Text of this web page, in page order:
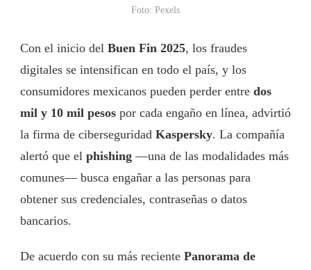
Foto: Pexels
Con el inicio del Buen Fin 2025, los fraudes
digitales se intensifican en todo el país, y los
consumidores mexicanos pueden perder entre dos
mil y 10 mil pesos por cada engaño en línea, advirtió
la firma de ciberseguridad Kaspersky. La compañía
alertó que el phishing —una de las modalidades más
comunes— busca engañar a las personas para
obtener sus credenciales, contraseñas o datos
bancarios.
De acuerdo con su más reciente Panorama de